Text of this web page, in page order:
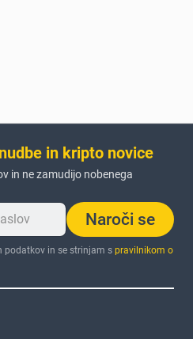
in kripto novice
in ne zamudijo nobenega
Naroči se
podatkov in se strinjam spravilnikom o